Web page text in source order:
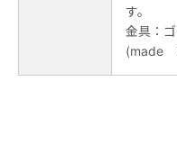
す。
金具：
(made